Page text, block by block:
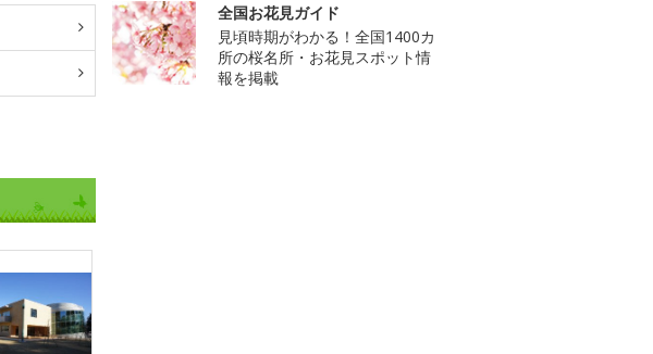
全国お花見ガイド
見頃時期がわかる！全国1400カ
所の桜名所・お花見スポット情
報を掲載